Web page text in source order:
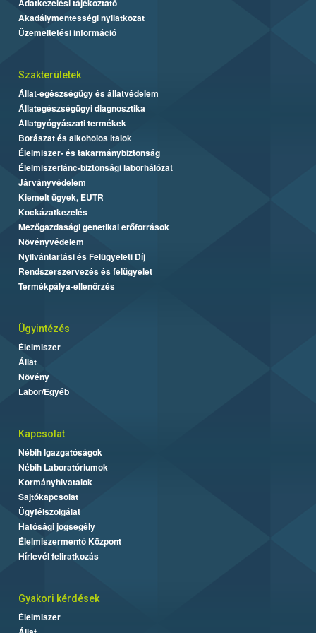
Akadálymentességi nyilatkozat
Üzemeltetési információ
Szakterületek
Állat-egészségügy és állatvédelem
Állategészségügyi diagnosztika
Állatgyógyászati termékek
Borászat és alkoholos italok
Élelmiszer- és takarmánybiztonság
Élelmiszerlánc-biztonsági laborhálózat
Járványvédelem
Kiemelt ügyek, EUTR
Kockázatkezelés
Mezőgazdasági genetikai erőforrások
Növényvédelem
Nyilvántartási és Felügyeleti Díj
Rendszerszervezés és felügyelet
Termékpálya-ellenőrzés
Ügyintézés
Élelmiszer
Állat
Növény
Labor/Egyéb
Kapcsolat
Nébih Igazgatóságok
Nébih Laboratóriumok
Kormányhivatalok
Sajtókapcsolat
Ügyfélszolgálat
Hatósági jogsegély
Élelmiszermentő Központ
Hírlevél feliratkozás
Gyakori kérdések
Élelmiszer